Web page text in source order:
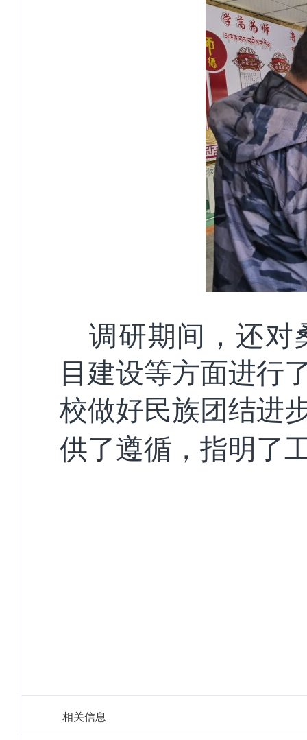
调研期间，还对
目建设等方面进行
校做好民族团结进
供了遵循，指明了
相关信息